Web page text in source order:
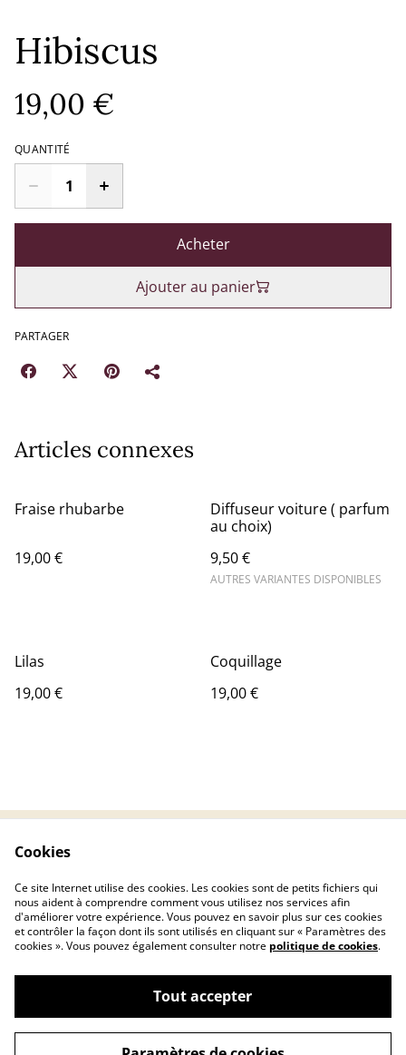
Hibiscus
19,00 €
QUANTITÉ
Acheter
Ajouter au panier
PARTAGER
Articles connexes
Fraise rhubarbe
19,00 €
Diffuseur voiture ( parfum
au choix)
9,50 €
AUTRES VARIANTES DISPONIBLES
Lilas
19,00 €
Coquillage
19,00 €
Politique de
confidentialité
Politique de cookies
©2026Ellashop-Candle
Cookies
Ce site Internet utilise des cookies. Les cookies sont de petits fichiers qui
nous aident à comprendre comment vous utilisez nos services afin
d'améliorer votre expérience. Vous pouvez en savoir plus sur ces cookies
et contrôler la façon dont ils sont utilisés en cliquant sur « Paramètres des
cookies ». Vous pouvez également consulter notre politique de cookies.
Tout accepter